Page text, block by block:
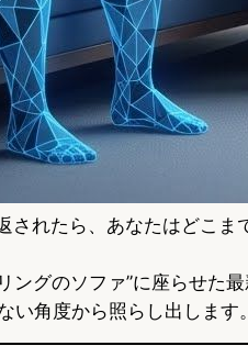
されたら、あなたはどこま
ングのソファ”に座らせた
角度から照らし出します。